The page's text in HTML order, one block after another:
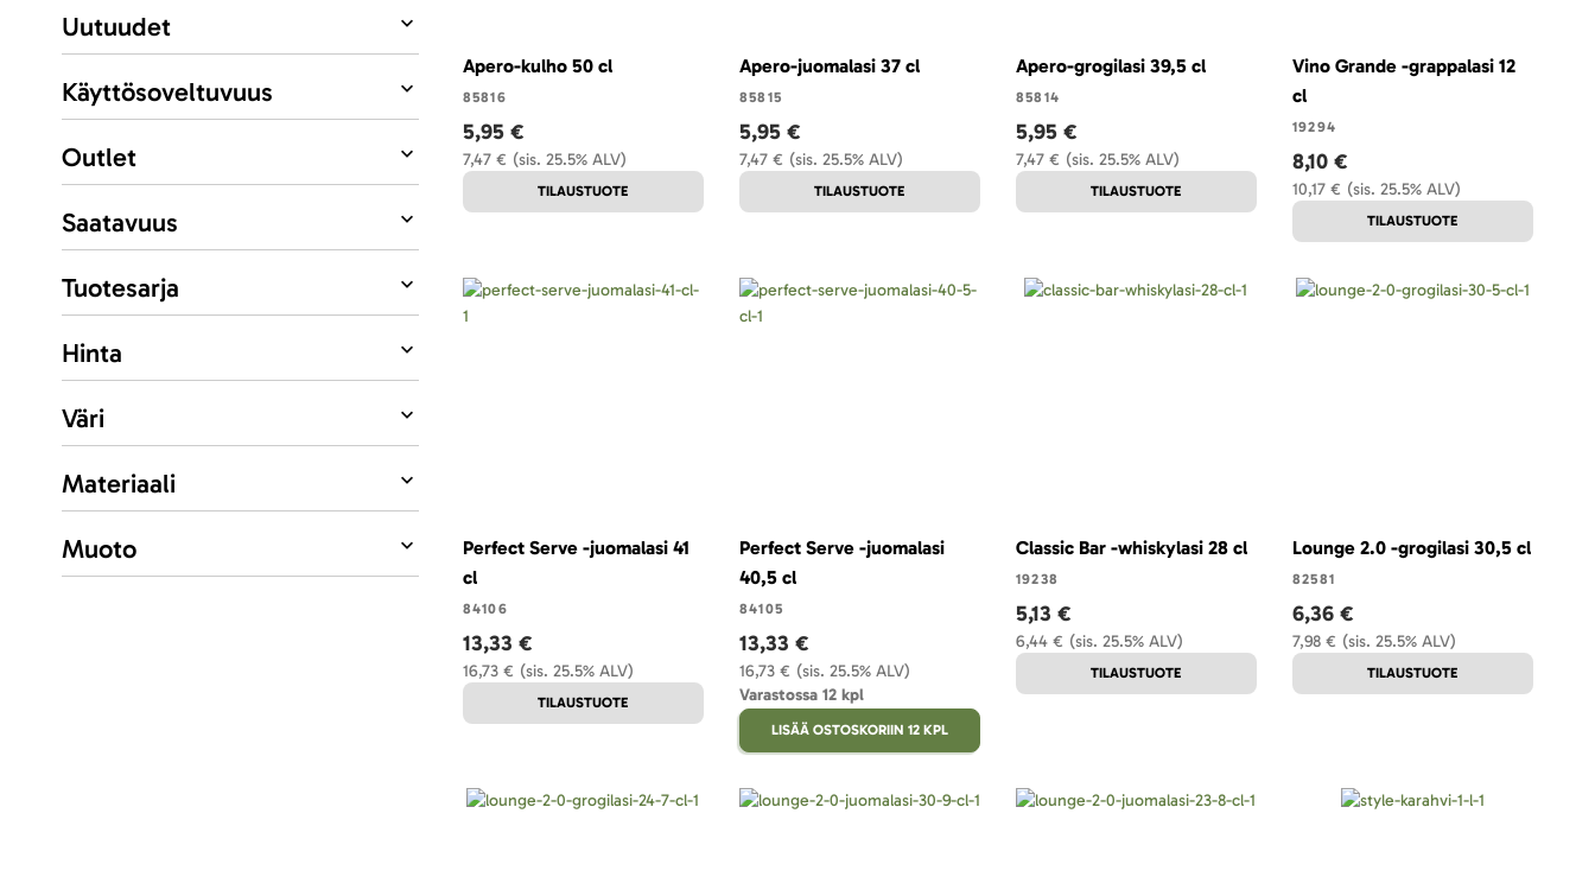
Apero-kulho 50 cl
85816
(sis. 25.5% ALV)
7,47 €
5,95 €
TILAUSTUOTE
Apero-juomalasi 37 cl
85815
(sis. 25.5% ALV)
7,47 €
5,95 €
TILAUSTUOTE
Apero-grogilasi 39,5 cl
85814
(sis. 25.5% ALV)
7,47 €
5,95 €
TILAUSTUOTE
Vino Grande -grappalasi 12
cl
19294
(sis. 25.5% ALV)
10,17 €
8,10 €
TILAUSTUOTE
Perfect Serve -juomalasi 41
cl
84106
(sis. 25.5% ALV)
16,73 €
13,33 €
TILAUSTUOTE
Perfect Serve -juomalasi
40,5 cl
84105
(sis. 25.5% ALV)
16,73 €
13,33 €
Varastossa 12 kpl
LISÄÄ OSTOSKORIIN 12 KPL
Classic Bar -whiskylasi 28 cl
19238
(sis. 25.5% ALV)
6,44 €
5,13 €
TILAUSTUOTE
Lounge 2.0 -grogilasi 30,5 cl
82581
(sis. 25.5% ALV)
7,98 €
6,36 €
TILAUSTUOTE
Uutuudet
Käyttösoveltuvuus
Outlet
Saatavuus
Tuotesarja
Hinta
Väri
Materiaali
Muoto